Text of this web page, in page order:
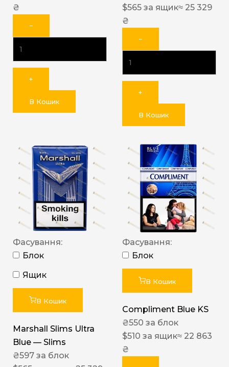
₴
−
+
В Кошик
$565 за ящик≈ 25 329
₴
−
+
В Кошик
Фасування:
Блок
Ящик
В Кошик
Marshall Slims Ultra
Blue — Slims
₴597 за блок
Фасування:
Блок
В Кошик
Compliment Blue KS
₴550 за блок
$510 за ящик≈ 22 863
₴